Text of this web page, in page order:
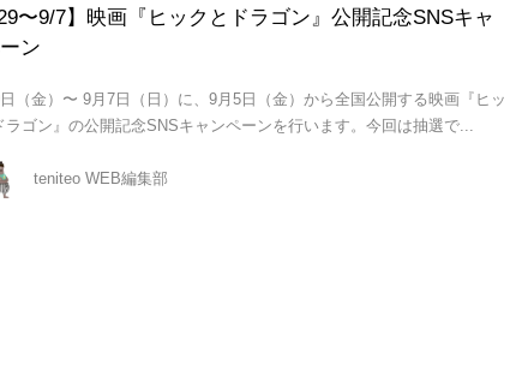
29〜9/7】映画『ヒックとドラゴン』公開記念SNSキャ
ン
（金）〜 9月7日（日）に、9月5日（金）から全国公開する映画『ヒッ
ラゴン』の公開記念SNSキャンペーンを行います。今回は抽選で...
teniteo WEB編集部